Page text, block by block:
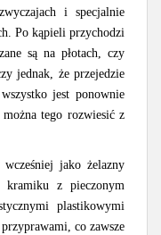
i specjalnie
Po kąpieli przychodzi
są na płotach, czy
jednak, że przejedzie
jest ponownie
tego rozwiesić z
jako żelazny
z pieczonym
plastikowymi
co zawsze